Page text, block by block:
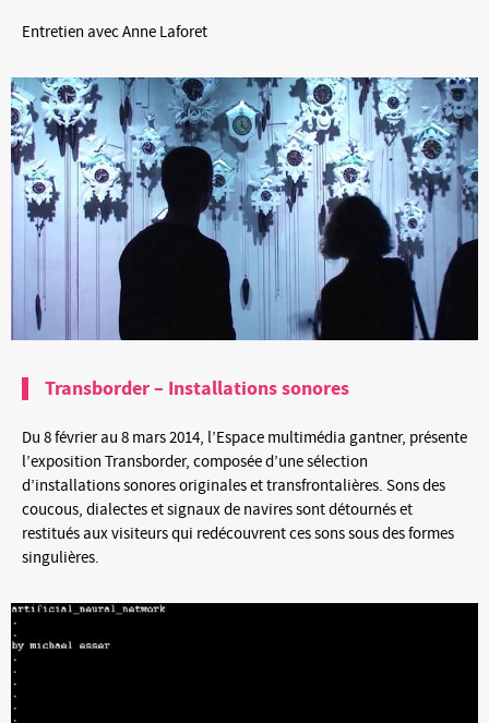
Entretien avec Anne Laforet
Transborder – Installations sonores
Du 8 février au 8 mars 2014, l’Espace multimédia gantner, présente
l’exposition Transborder, composée d’une sélection
d’installations sonores originales et transfrontalières. Sons des
coucous, dialectes et signaux de navires sont détournés et
restitués aux visiteurs qui redécouvrent ces sons sous des formes
singulières.